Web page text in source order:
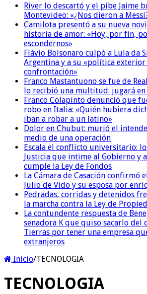
River lo descartó y el pibe Jaime
Montevideo: «¿Nos dieron a
Camilota presentó a su nueva
historia de amor: «Hoy, por fin,
escondernos»
Flávio Bolsonaro culpó a Lula da
Argentina y a su «política
confrontación»
Franco Mastantuono se fue de
lo recibió una multitud: jugará
Franco Colapinto denunció que
robo en Italia: «Quién hubiera
iban a robar a un latino»
Dolor en Chubut: murió el
medio de una operación
Escala el conflicto universitario:
Justicia que intime al Gobierno y
cumple la Ley de Fondos
La Cámara de Casación confirmó
Julio de Vido y su esposa por
Pedradas, corridas y detenidos
la marcha contra la Ley de
La contundente respuesta de
senadora K que quiso sacarlo del
Tierras por tener una empresa
extranjeros
Inicio/TECNOLOGIA
TECNOLOGIA